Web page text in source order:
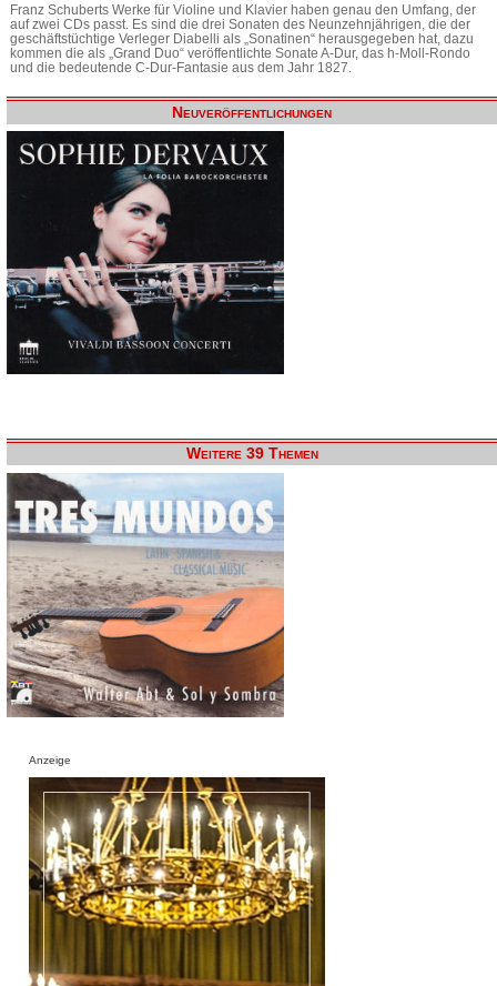
Franz Schuberts Werke für Violine und Klavier haben genau den Umfang, der
auf zwei CDs passt. Es sind die drei Sonaten des Neunzehnjährigen, die der
geschäftstüchtige Verleger Diabelli als „Sonatinen“ herausgegeben hat, dazu
kommen die als „Grand Duo“ veröffentlichte Sonate A-Dur, das h-Moll-Rondo
und die bedeutende C-Dur-Fantasie aus dem Jahr 1827.
Neuveröffentlichungen
Weitere 39 Themen
Anzeige